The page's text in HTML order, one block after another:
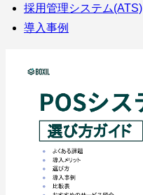
採用管理システム(ATS)
導入事例